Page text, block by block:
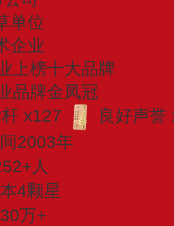
单位
企业
上榜十大品牌
品牌金凤冠
x127
良好声誉
2003年
人
4颗星
万+